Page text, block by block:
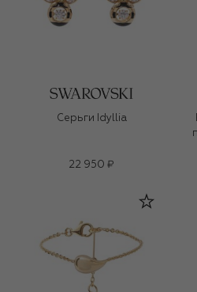
Серьги Idyllia
22 950 ₽